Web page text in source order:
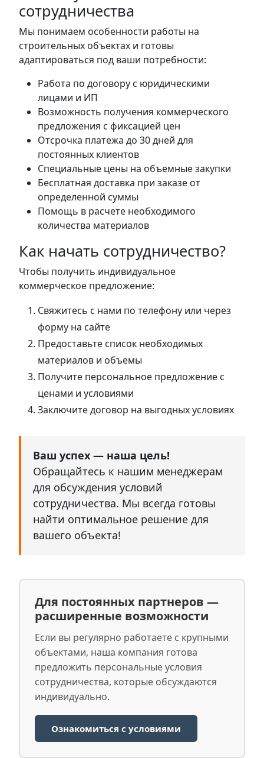
сотрудничества
Мы понимаем особенности работы на
строительных объектах и готовы
адаптироваться под ваши потребности:
Работа по договору с юридическими
лицами и ИП
Возможность получения коммерческого
предложения с фиксацией цен
Отсрочка платежа до 30 дней для
постоянных клиентов
Специальные цены на объемные закупки
Бесплатная доставка при заказе от
определенной суммы
Помощь в расчете необходимого
количества материалов
Как начать сотрудничество?
Чтобы получить индивидуальное
коммерческое предложение:
Свяжитесь с нами по телефону или через
форму на сайте
Предоставьте список необходимых
материалов и объемы
Получите персональное предложение с
ценами и условиями
Заключите договор на выгодных условиях
Ваш успех — наша цель!
Обращайтесь к нашим менеджерам
для обсуждения условий
сотрудничества. Мы всегда готовы
найти оптимальное решение для
вашего объекта!
Для постоянных партнеров —
расширенные возможности
Если вы регулярно работаете с крупными
объектами, наша компания готова
предложить персональные условия
сотрудничества, которые обсуждаются
индивидуально.
Ознакомиться с условиями